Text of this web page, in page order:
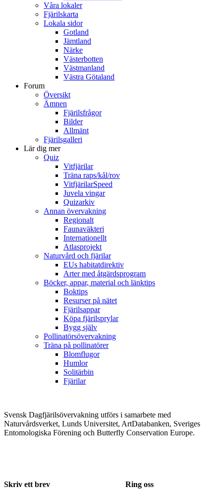
Våra lokaler
Fjärilskarta
Lokala sidor
Gotland
Jämtland
Närke
Västerbotten
Västmanland
Västra Götaland
Forum
Översikt
Ämnen
Fjärilsfrågor
Bilder
Allmänt
Fjärilsgalleri
Lär dig mer
Quiz
Vitfjärilar
Träna raps/kål/rov
VitfjärilarSpeed
Juvela vingar
Quizarkiv
Annan övervakning
Regionalt
Faunaväkteri
Internationellt
Atlasprojekt
Naturvård och fjärilar
EUs habitatdirektiv
Arter med åtgärdsprogram
Böcker, appar, material och länktips
Boktips
Resurser på nätet
Fjärilsappar
Köpa fjärilsprylar
Bygg själv
Pollinatörsövervakning
Träna på pollinatörer
Blomflugor
Humlor
Solitärbin
Fjärilar
Svensk Dagfjärilsövervakning utförs i samarbete med
Naturvårdsverket, Lunds Universitet, ArtDatabanken, Sveriges
Entomologiska Förening och Butterfly Conservation Europe.
Skriv ett brev Ring oss